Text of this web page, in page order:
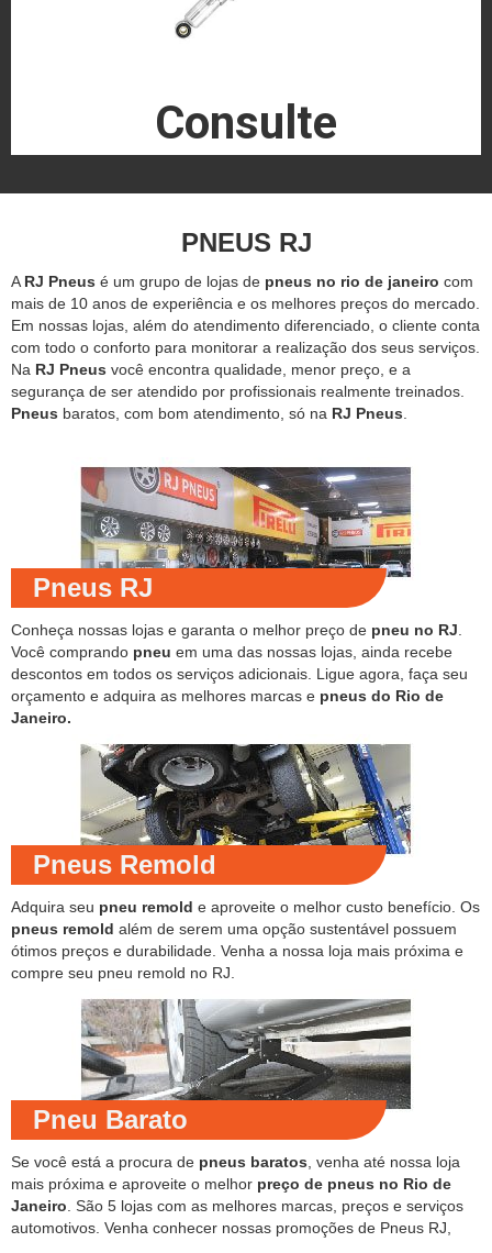
Consulte
PNEUS RJ
A RJ Pneus é um grupo de lojas de pneus no rio de janeiro com
mais de 10 anos de experiência e os melhores preços do mercado.
Em nossas lojas, além do atendimento diferenciado, o cliente conta
com todo o conforto para monitorar a realização dos seus serviços.
Na RJ Pneus você encontra qualidade, menor preço, e a
segurança de ser atendido por profissionais realmente treinados.
Pneus baratos, com bom atendimento, só na RJ Pneus
Pneus RJ
Conheça nossas lojas e garanta o melhor preço de pneu no RJ
Você comprando pneu em uma das nossas lojas, ainda recebe
descontos em todos os serviços adicionais. Ligue agora, faça seu
orçamento e adquira as melhores marcas e pneus do Rio de
Janeiro.
Pneus Remold
Adquira seu pneu remold e aproveite o melhor custo benefício. Os
pneus remold além de serem uma opção sustentável possuem
ótimos preços e durabilidade. Venha a nossa loja mais próxima e
compre seu pneu remold no RJ.
Pneu Barato
Se você está a procura de pneus baratos , venha até nossa loja
mais próxima e aproveite o melhor preço de pneus no Rio de
Janeiro . São 5 lojas com as melhores marcas, preços e serviços
automotivos. Venha conhecer nossas promoções de Pneus RJ,